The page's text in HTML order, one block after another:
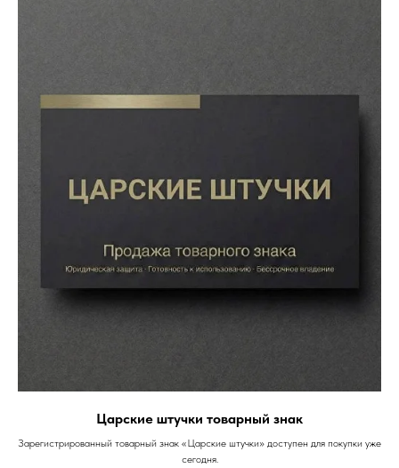
Царские штучки товарный знак
Зарегистрированный товарный знак «Царские штучки» доступен для покупки уже
сегодня.